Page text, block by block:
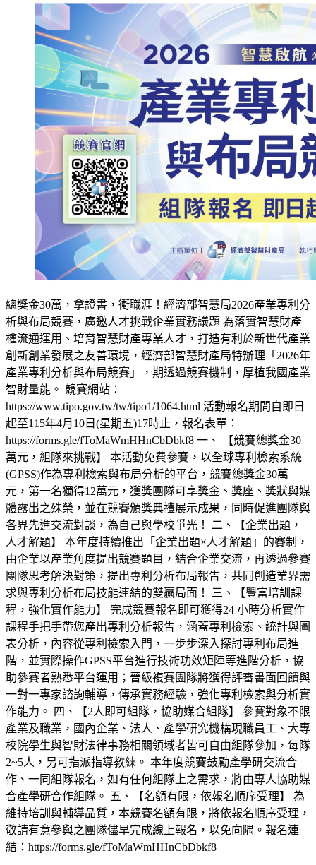
總獎金30萬，拿證書，衝職涯！經濟部智慧局2026產業專利分
析與布局競賽，廣邀人才挑戰企業實務議題 為落實智慧財產
權流通運用、培育智慧財產專業人才，打造有利於新世代產業
創新創業發展之友善環境，經濟部智慧財產局特辦理「2026年
產業專利分析與布局競賽」，期透過競賽機制，厚植我國產業
智財量能。 競賽網站：
https://www.tipo.gov.tw/tw/tipo1/1064.html 活動報名期間自即日
起至115年4月10日(星期五)17時止，報名表單：
https://forms.gle/fToMaWmHHnCbDbkf8 一、 【競賽總獎金30
萬元，組隊來挑戰】 本活動免費參賽，以全球專利檢索系統
(GPSS)作為專利檢索與布局分析的平台，競賽總獎金30萬
元，第一名獨得12萬元，獲獎團隊可享獎金、獎座、獎狀與媒
體露出之殊榮，並在競賽頒獎典禮展示成果，同時促進團隊與
各界先進交流對談，為自己與學校爭光！ 二、【企業出題，
人才解題】 本年度持續推出「企業出題×人才解題」的賽制，
由企業以產業角度提出競賽題目，結合企業交流，再透過參賽
團隊思考解決對策，提出專利分析布局報告，共同創造業界需
求與專利分析布局技能連結的雙贏局面！ 三、【豐富培訓課
程，強化實作能力】 完成競賽報名即可獲得24 小時分析實作
課程手把手帶您產出專利分析報告，涵蓋專利檢索、統計與圖
表分析，內容從專利檢索入門，一步步深入探討專利布局進
階，並實際操作GPSS平台進行技術功效矩陣等進階分析，協
助參賽者熟悉平台運用；晉級複賽團隊將獲得評審書面回饋與
一對一專家諮詢輔導，傳承實務經驗，強化專利檢索與分析實
作能力。 四、【2人即可組隊，協助媒合組隊】 參賽對象不限
產業及職業，國內企業、法人、產學研究機構現職員工、大專
校院學生與智財法律事務相關領域者皆可自由組隊參加，每隊
2~5人，另可指派指導教練。 本年度競賽鼓勵產學研交流合
作、一同組隊報名，如有任何組隊上之需求，將由專人協助媒
合產學研合作組隊。 五、【名額有限，依報名順序受理】 為
維持培訓與輔導品質，本競賽名額有限，將依報名順序受理，
敬請有意參與之團隊儘早完成線上報名，以免向隅。報名連
結：https://forms.gle/fToMaWmHHnCbDbkf8